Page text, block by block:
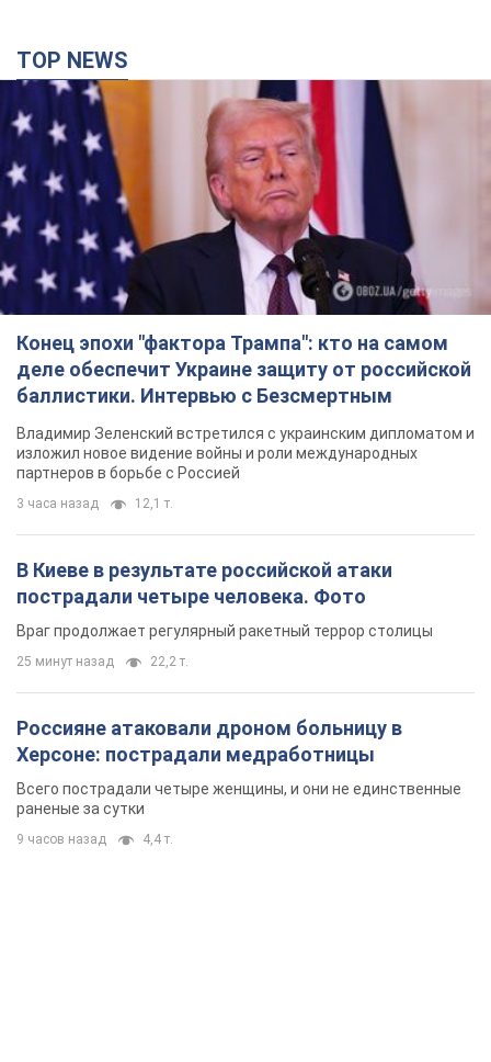
TOP NEWS
Конец эпохи "фактора Трампа": кто на самом
деле обеспечит Украине защиту от российской
баллистики. Интервью с Безсмертным
Владимир Зеленский встретился с украинским дипломатом и
изложил новое видение войны и роли международных
партнеров в борьбе с Россией
3 часа назад 12,1 т.
В Киеве в результате российской атаки
пострадали четыре человека. Фото
Враг продолжает регулярный ракетный террор столицы
25 минут назад 22,2 т.
Россияне атаковали дроном больницу в
Херсоне: пострадали медработницы
Всего пострадали четыре женщины, и они не единственные
раненые за сутки
9 часов назад 4,4 т.